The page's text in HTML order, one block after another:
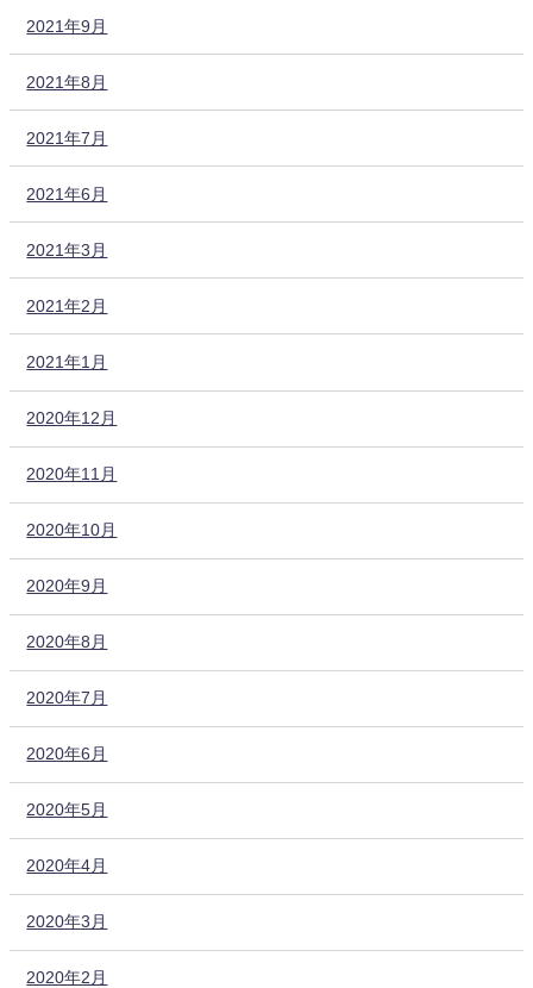
2021年9月
2021年8月
2021年7月
2021年6月
2021年3月
2021年2月
2021年1月
2020年12月
2020年11月
2020年10月
2020年9月
2020年8月
2020年7月
2020年6月
2020年5月
2020年4月
2020年3月
2020年2月